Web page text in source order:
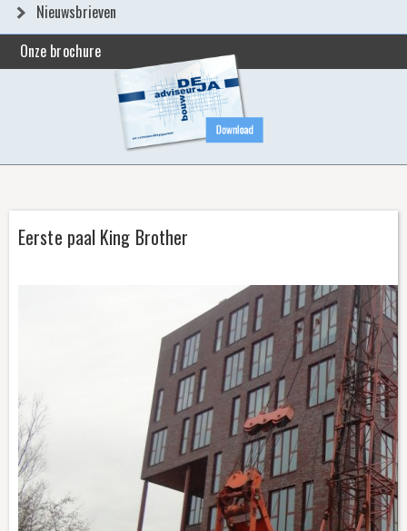
LAATSTE NIEUWSBERICHTEN
NIEUWSBRIEVEN
Nieuwsbrieven
Onze brochure
Eerste paal King Brother